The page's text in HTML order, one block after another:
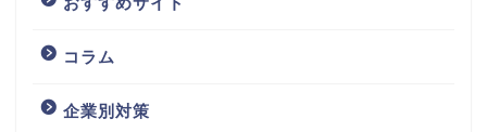
コラム
企業別対策